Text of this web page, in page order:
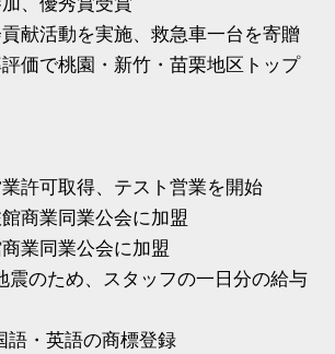
献活動を実施、救急車一台を寄贈
価で桃園・新竹・苗栗地区トップ
許可取得、テスト営業を開始
商業同業公会に加盟
業同業公会に加盟
震のため、スタッフの一日分の給与
語・英語の商標登録